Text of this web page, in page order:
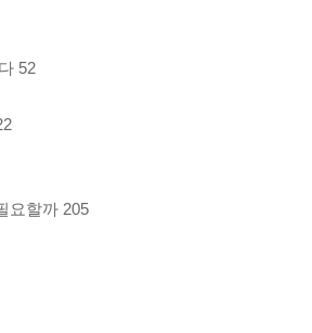
52
요할까 205